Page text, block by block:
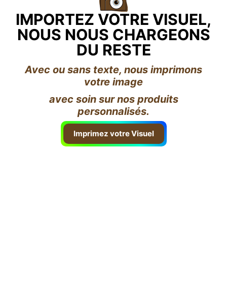
IMPORTEZ VOTRE VISUEL,
NOUS NOUS CHARGEONS
DU RESTE
Avec ou sans texte, nous imprimons
votre image
avec soin sur nos produits
personnalisés.
Imprimez votre Visuel